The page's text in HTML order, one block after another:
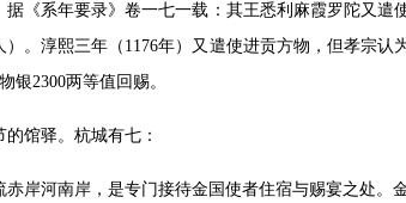
《系年要录》卷一七一载：其王悉利麻霞罗陀又遣
）。淳熙三年（1176年）又遣使进贡方物，但孝宗
银2300两等值回赐。
馆驿。杭城有七：
岸河南岸，是专门接待金国使者住宿与赐宴之处。